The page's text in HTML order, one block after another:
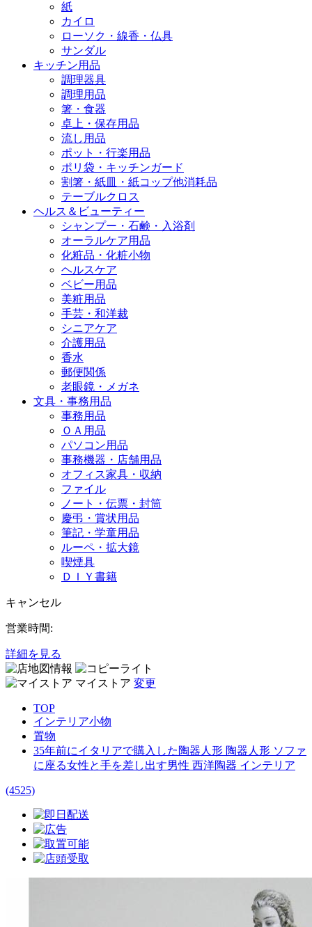
紙
カイロ
ローソク・線香・仏具
サンダル
キッチン用品
調理器具
調理用品
箸・食器
卓上・保存用品
流し用品
ポット・行楽用品
ポリ袋・キッチンガード
割箸・紙皿・紙コップ他消耗品
テーブルクロス
ヘルス＆ビューティー
シャンプー・石鹸・入浴剤
オーラルケア用品
化粧品・化粧小物
ヘルスケア
ベビー用品
美粧用品
手芸・和洋裁
シニアケア
介護用品
香水
郵便関係
老眼鏡・メガネ
文具・事務用品
事務用品
ＯＡ用品
パソコン用品
事務機器・店舗用品
オフィス家具・収納
ファイル
ノート・伝票・封筒
慶弔・賞状用品
筆記・学童用品
ルーペ・拡大鏡
喫煙具
ＤＩＹ書籍
キャンセル
営業時間:
詳細を見る
マイストア 変更
TOP
インテリア小物
置物
35年前にイタリアで購入した陶器人形 陶器人形 ソファ
に座る女性と手を差し出す男性 西洋陶器 インテリア
(4525)